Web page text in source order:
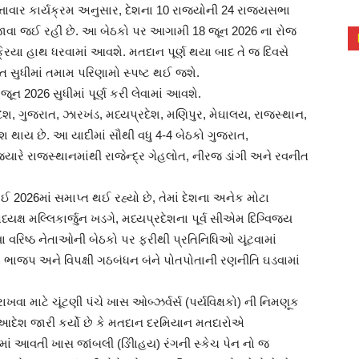
કાર્યક્રમ અનુસાર, દેશના 10 રાજ્યોની 24 રાજ્યસભા
જઈ રહી છે. આ બેઠકો પર આગામી 18 જૂન 2026 ના રોજ
હાથ ધરવામાં આવશે. મતદાન પૂર્ણ થયા બાદ તે જ દિવસે
સુધીમાં તમામ પરિણામો સ્પષ્ટ થઈ જશે.
2026 સુધીમાં પૂર્ણ કરી લેવામાં આવશે.
ગુજરાત, ઝારખંડ, મધ્યપ્રદેશ, મણિપુર, મેઘાલય, રાજસ્થાન,
છે. આ યાદીમાં સૌથી વધુ 4-4 બેઠકો ગુજરાત,
રાજસ્થાનમાંથી રાજેન્દ્ર ગેહલોત, નીરજ ડાંગી અને રવનીત
સમાપ્ત થઈ રહ્યો છે, તેમાં દેશના અનેક મોટા
મલ્લિકાર્જુન ખડગે, મધ્યપ્રદેશના પૂર્વ સીએમ દિગ્વિજય
નેતાઓની બેઠકો પર ફરીથી પ્રતિનિધિઓ ચૂંટવામાં
અને વિપક્ષી ગઠબંધન બંને પોતપોતાની રણનીતિ ઘડવામાં
માટે ચૂંટણી પંચે ખાસ ઓબ્ઝર્વર્સ (પર્યવિક્ષકો) ની નિમણૂક
કર્યો છે કે મતદાન દરમિયાન મતદારોએ
આવતી ખાસ જાંબલી (ઙીિાહય) રંગની સ્કેચ પેન નો જ